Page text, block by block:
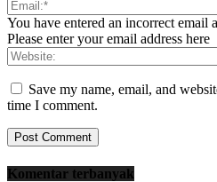
You have entered an incorrect email
Please enter your email address here
Save my name, email, and
time I comment.
Komentar terbanyak